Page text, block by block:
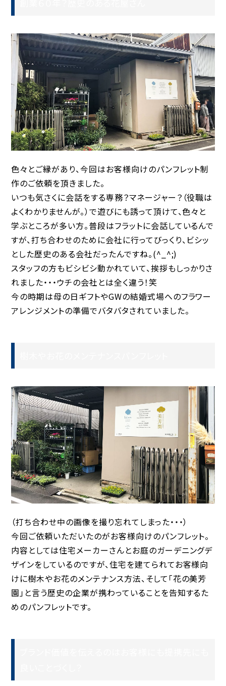
色々とご縁があり、今回はお客様向けのパンフレット制
作のご依頼を頂きました。
いつも気さくに会話をする専務？マネージャー？（役職は
よくわかりませんが。）で遊びにも誘って頂けて、色々と
学ぶところが多い方。普段はフラットに会話しているんで
すが、打ち合わせのために会社に行ってびっくり、ビシッ
とした歴史のある会社だったんですね。(^_^;)
スタッフの方もビシビシ動かれていて、挨拶もしっかりさ
れました・・・ウチの会社とは全く違う！笑
今の時期は母の日ギフトやGWの結婚式場へのフラワー
アレンジメントの準備でバタバタされていました。
（打ち合わせ中の画像を撮り忘れてしまった・・・）
今回ご依頼いただいたのがお客様向けのパンフレット。
内容としては住宅メーカーさんとお庭のガーデニングデ
ザインをしているのですが、住宅を建てられてお客様向
けに樹木やお花のメンテナンス方法、そして「花の美芳
園」と言う歴史の企業が携わっていることを告知するた
めのパンフレットです。